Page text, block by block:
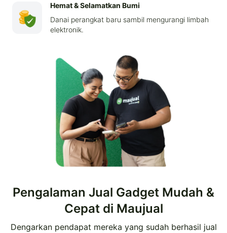
Hemat & Selamatkan Bumi
Danai perangkat baru sambil mengurangi limbah
elektronik.
Pengalaman Jual Gadget Mudah &
Cepat di Maujual
Dengarkan pendapat mereka yang sudah berhasil jual